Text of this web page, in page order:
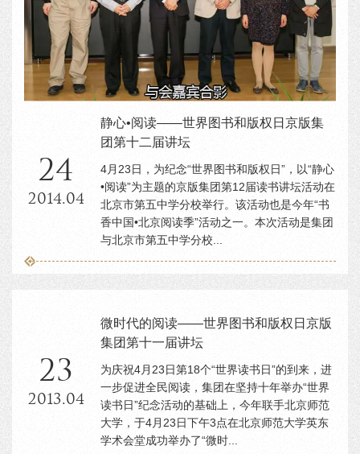
24
2014.04
静心•阅读——世界图书和版权日京版集
团第十二届讲坛
4月23日，为纪念“世界图书和版权日”，以“静心
•阅读”为主题的京版集团第12届读书讲坛活动在
北京市第五中学分校举行。该活动也是今年“书
香中国•北京阅读季”活动之一。本次活动是集团
与北京市第五中学分校...
23
2013.04
微时代的阅读——世界图书和版权日京版
集团第十一届讲坛
为庆祝4月23日第18个“世界读书日”的到来，进
一步促进全民阅读，集团在坚持十年举办“世界
读书日”纪念活动的基础上，今年联手北京师范
大学，于4月23日下午3点在北京师范大学英东
学术会堂成功举办了“微时...